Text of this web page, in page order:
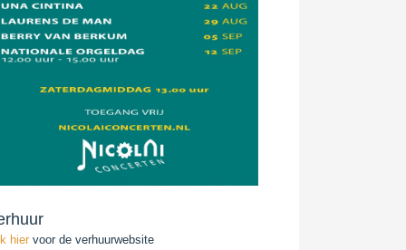
hiervoor de verhuurwebsite